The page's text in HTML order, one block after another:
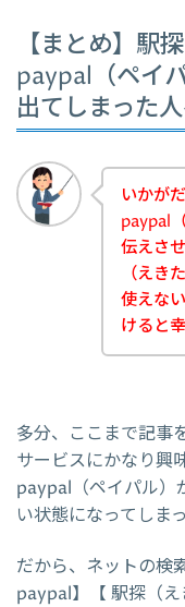
【まとめ】駅
paypal（ペイ
出てしまった
いかが
paypal
伝えさ
（えき
使えな
けると
多分、ここまで記事
サービスにかなり興
paypal（ペイパル）
い状態になってしま
だから、ネットの検
paypal】【 駅探（